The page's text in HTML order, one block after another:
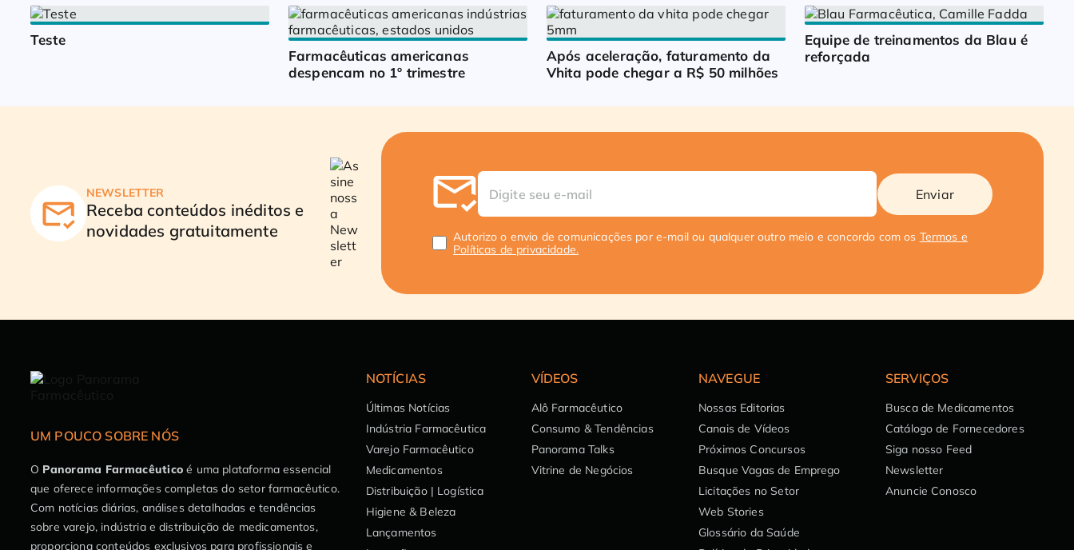
Teste
Farmacêuticas americanas
despencam no 1º trimestre
Após aceleração, faturamento da
Vhita pode chegar a R$ 50 milhões
Equipe de treinamentos da Blau é
reforçada
NEWSLETTER
Receba conteúdos inéditos e
novidades gratuitamente
Enviar
Autorizo o envio de comunicações por e-mail ou qualquer outro meio e concordo com os Termos e
Políticas de privacidade.
UM POUCO SOBRE NÓS
O Panorama Farmacêutico é uma plataforma essencial
que oferece informações completas do setor farmacêutico.
Com notícias diárias, análises detalhadas e tendências
sobre varejo, indústria e distribuição de medicamentos,
proporciona conteúdos exclusivos para profissionais e
NOTÍCIAS
Últimas Notícias
Indústria Farmacêutica
Varejo Farmacêutico
Medicamentos
Distribuição | Logística
Higiene & Beleza
Lançamentos
VÍDEOS
Alô Farmacêutico
Consumo & Tendências
Panorama Talks
Vitrine de Negócios
NAVEGUE
Nossas Editorias
Canais de Vídeos
Próximos Concursos
Busque Vagas de Emprego
Licitações no Setor
Web Stories
Glossário da Saúde
SERVIÇOS
Busca de Medicamentos
Catálogo de Fornecedores
Siga nosso Feed
Newsletter
Anuncie Conosco